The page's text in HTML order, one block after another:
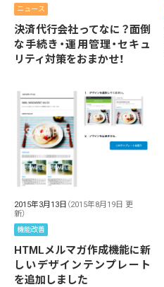
ニュース
決済代行会社ってなに？面倒
な手続き・運用管理・セキュ
リティ対策をおまかせ！
2015年3月13日 （2015年8月19日 更
新）
機能改善
HTMLメルマガ作成機能に新
しいデザインテンプレート
を追加しました